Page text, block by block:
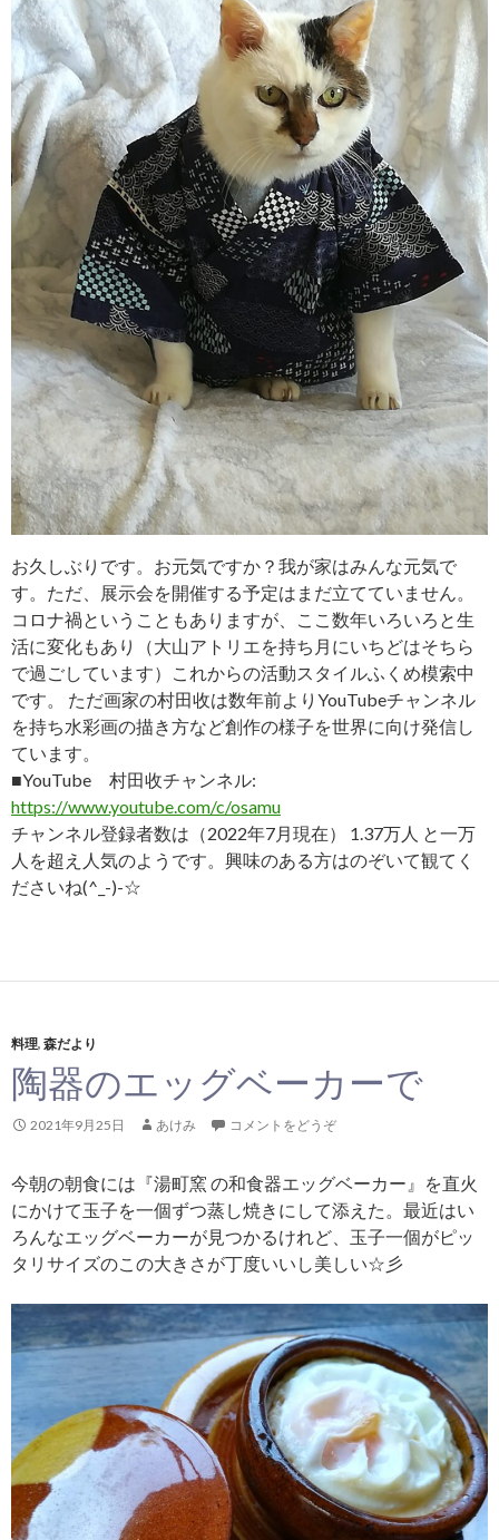
お久しぶりです。お元気ですか？我が家はみんな元気で
す。ただ、展示会を開催する予定はまだ立てていません。
コロナ禍ということもありますが、ここ数年いろいろと生
活に変化もあり（大山アトリエを持ち月にいちどはそちら
で過ごしています）これからの活動スタイルふくめ模索中
です。 ただ画家の村田收は数年前よりYouTubeチャンネル
を持ち水彩画の描き方など創作の様子を世界に向け発信し
ています。
■YouTube 村田收チャンネル:
https://www.youtube.com/c/osamu
チャンネル登録者数は（2022年7月現在） 1.37万人 と一万
人を超え人気のようです。興味のある方はのぞいて観てく
ださいね(^_-)-☆
料理, 森だより
陶器のエッグベーカーで
2021年9月25日 あけみ コメントをどうぞ
今朝の朝食には『湯町窯 の和食器エッグベーカー』を直火
にかけて玉子を一個ずつ蒸し焼きにして添えた。最近はい
ろんなエッグベーカーが見つかるけれど、玉子一個がピッ
タリサイズのこの大きさが丁度いいし美しい☆彡